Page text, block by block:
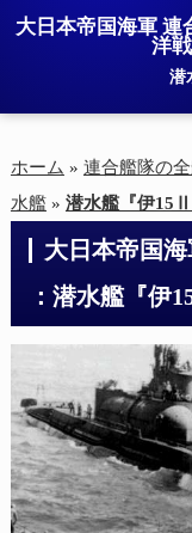
大日本帝国海軍 連
洋
潜
ホーム » 連合艦隊の
水艦 » 潜水艦『伊15Ⅱ
大日本帝国海軍 連合艦隊
：潜水艦『伊